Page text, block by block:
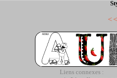
Liens connexes :